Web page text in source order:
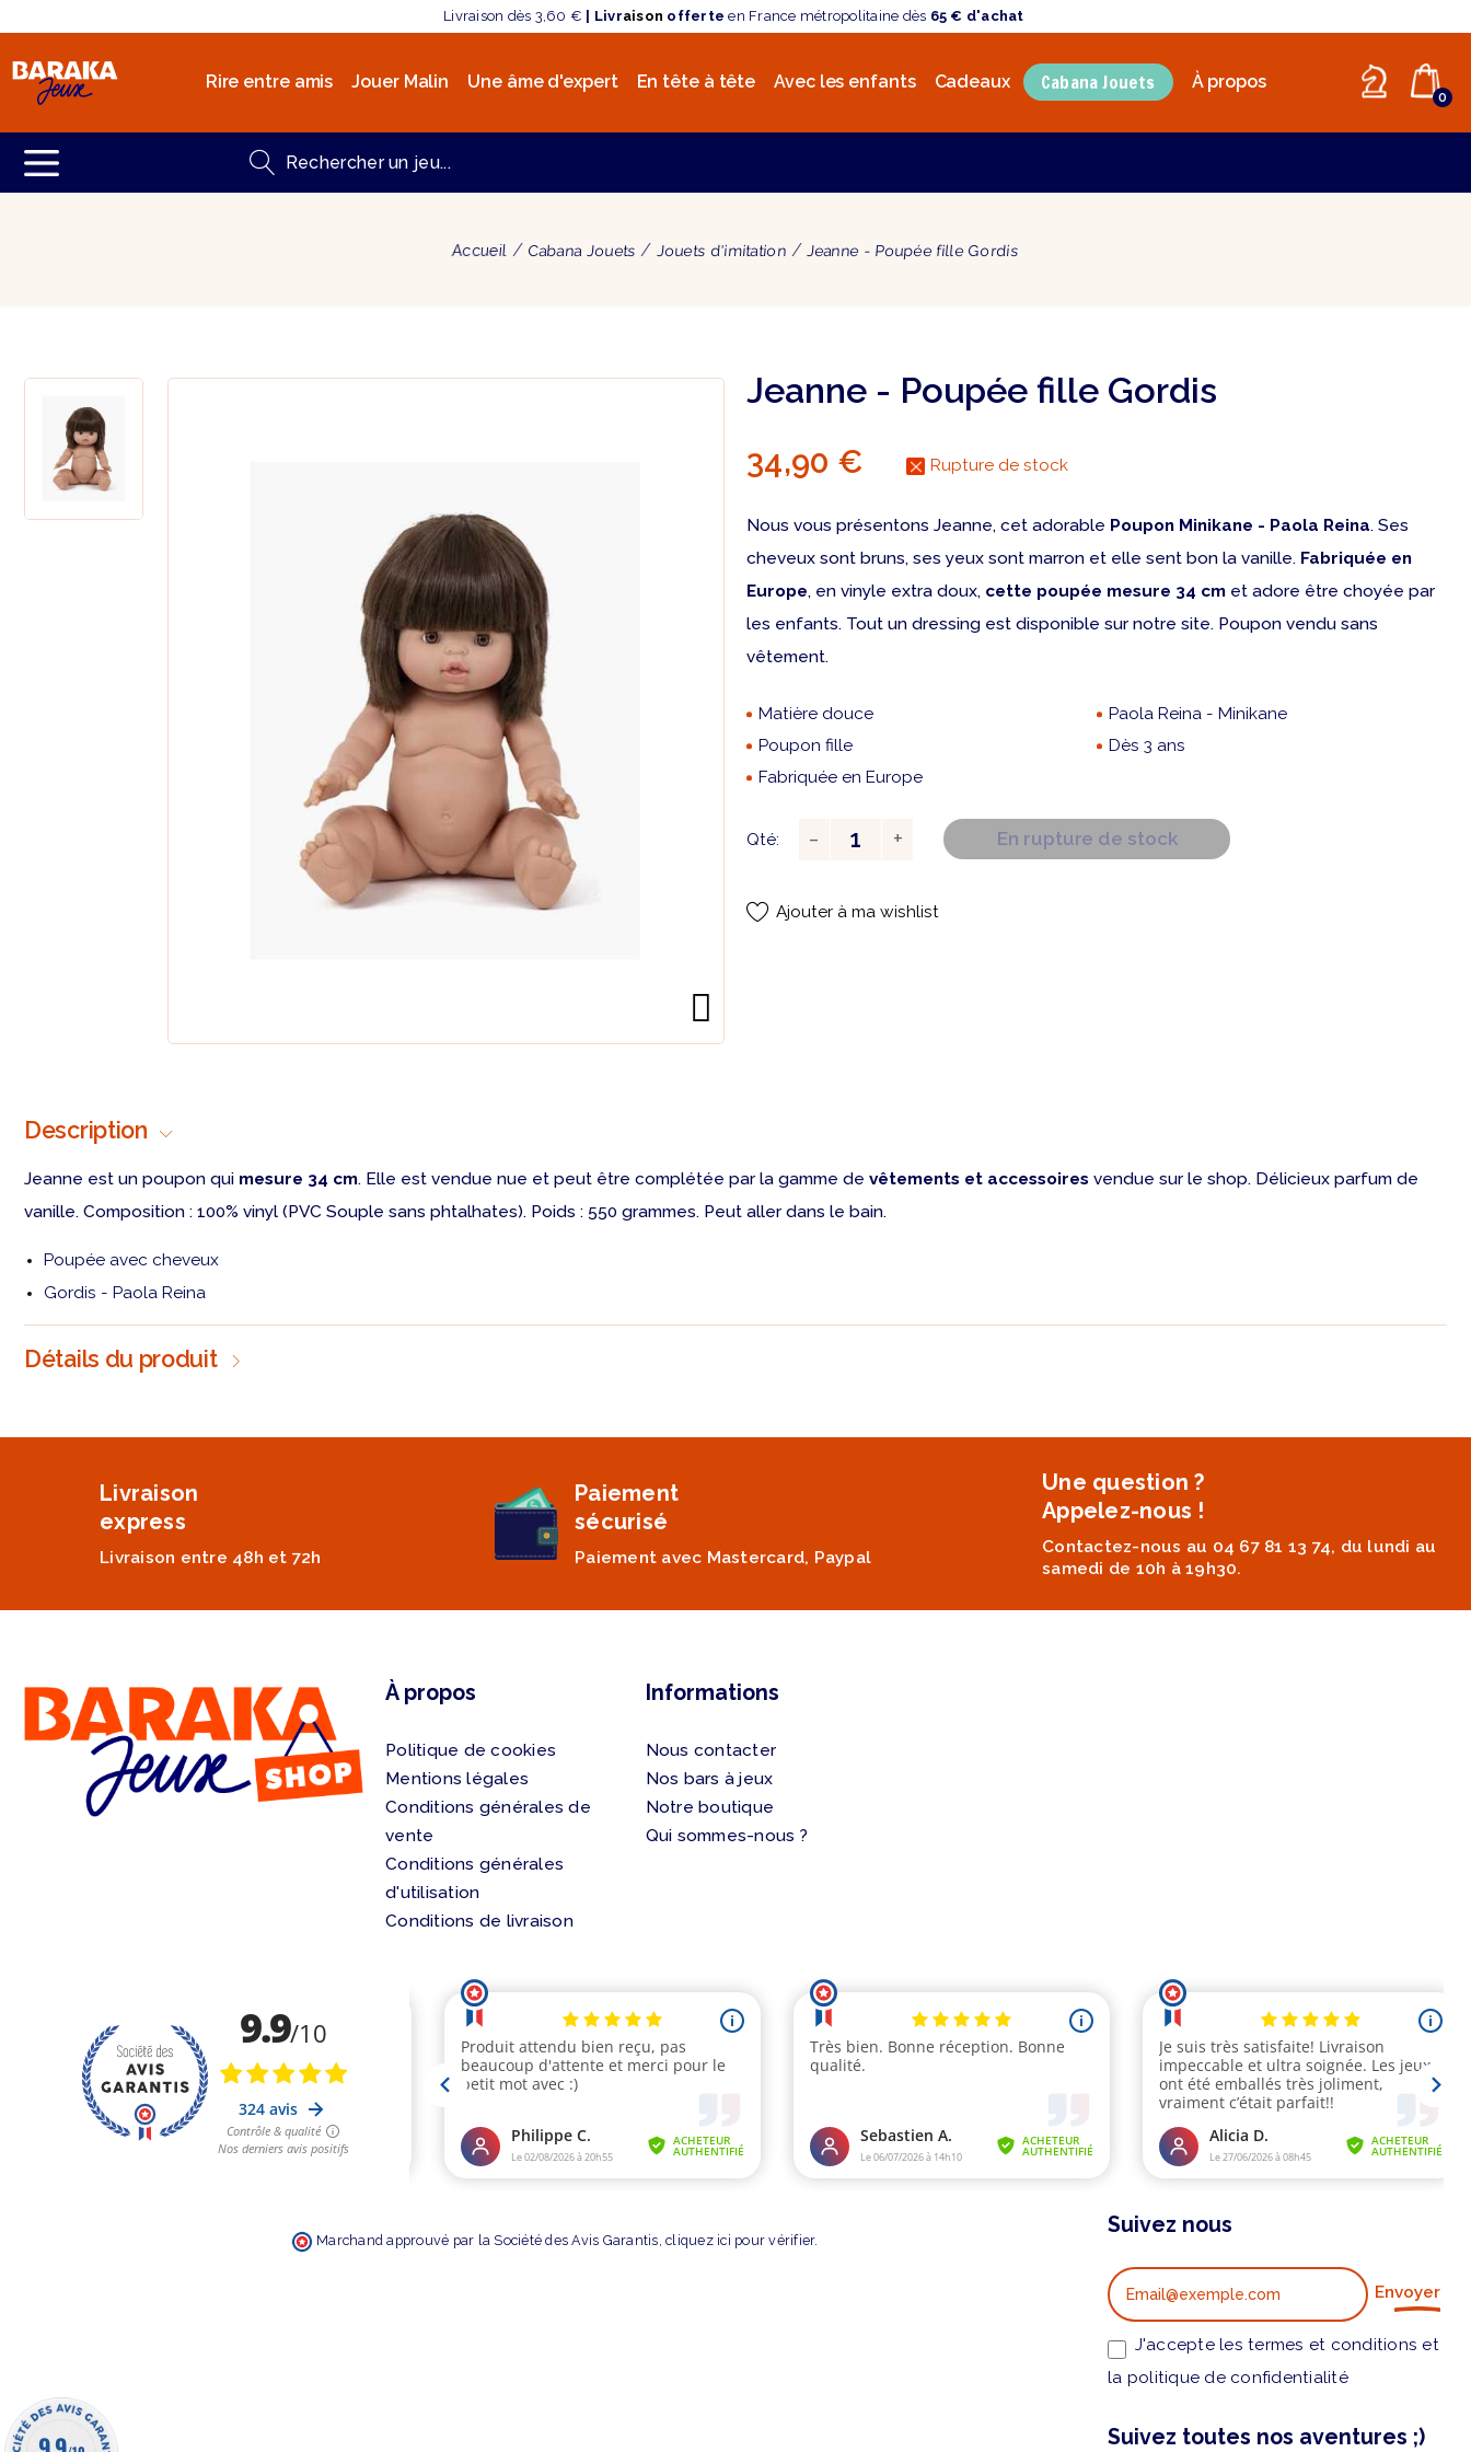
Livraison dès 3,60 € | Livraison offerte en France métropolitaine dès 65 € d'achat
Rire entre amis Jouer Malin Une âme d'expert En tête à tête Avec les enfants Cadeaux Cabana Jouets À propos
0
Accueil Cabana Jouets Jouets d'imitation Jeanne - Poupée fille Gordis
Jeanne - Poupée fille Gordis
34,90 € Rupture de stock
Nous vous présentons Jeanne, cet adorable Poupon Minikane - Paola Reina. Ses
cheveux sont bruns, ses yeux sont marron et elle sent bon la vanille. Fabriquée en
Europe, en vinyle extra doux, cette poupée mesure 34 cm et adore être choyée par
les enfants. Tout un dressing est disponible sur notre site. Poupon vendu sans
vêtement.
Matière douce
Paola Reina - Minikane
Poupon fille
Dès 3 ans
Fabriquée en Europe
Qté: En rupture de stock
Ajouter à ma wishlist
Description
Jeanne est un poupon qui mesure 34 cm. Elle est vendue nue et peut être complétée par la gamme de vêtements et accessoires vendue sur le shop. Délicieux parfum de
vanille. Composition : 100% vinyl (PVC Souple sans phtalhates). Poids : 550 grammes. Peut aller dans le bain.
Poupée avec cheveux
Gordis - Paola Reina
Détails du produit
Livraison
express
Livraison entre 48h et 72h
Paiement
sécurisé
Paiement avec Mastercard, Paypal
Une question ?
Appelez-nous !
Contactez-nous au 04 67 81 13 74, du lundi au
samedi de 10h à 19h30.
À propos
Politique de cookies
Mentions légales
Conditions générales de
vente
Conditions générales
d'utilisation
Conditions de livraison
Informations
Nous contacter
Nos bars à jeux
Notre boutique
Qui sommes-nous ?
Marchand approuvé par la Société des Avis Garantis, cliquez ici pour vérifier.
Suivez nous
Envoyer
J'accepte les termes et conditions et
la politique de confidentialité
Suivez toutes nos aventures ;)